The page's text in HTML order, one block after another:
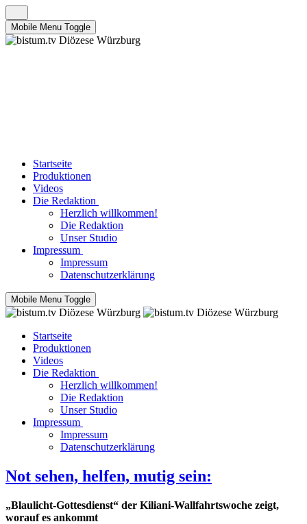
Mobile Menu Toggle
Startseite
Produktionen
Videos
Die Redaktion
Herzlich willkommen!
Die Redaktion
Unser Studio
Impressum
Impressum
Datenschutzerklärung
Mobile Menu Toggle
Startseite
Produktionen
Videos
Die Redaktion
Herzlich willkommen!
Die Redaktion
Unser Studio
Impressum
Impressum
Datenschutzerklärung
Not sehen, helfen, mutig sein:
„Blaulicht-Gottesdienst“ der Kiliani-Wallfahrtswoche zeigt,
worauf es ankommt